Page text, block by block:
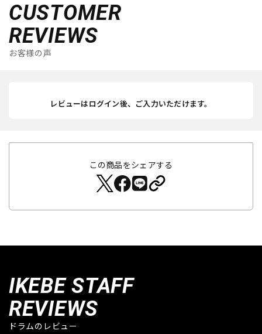
CUSTOMER
REVIEWS
お客様の声
レビューはログイン後、ご入力いただけます。
この商品をシェアする
IKEBE STAFF
REVIEWS
ドラムのレビュー